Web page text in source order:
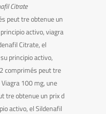
Citrate
peut tre obtenue un
activo,viagra
Citrate, el
principio activo,
comprimés peut tre
100 mg, une
tre obtenue un prix d
activo, el Sildenafil